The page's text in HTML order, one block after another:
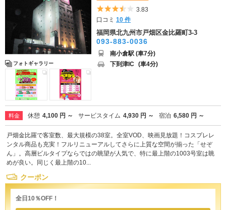
フォトギャラリー
5つ星のうち3.5
3.83
口コミ10 件
福岡県北九州市戸畑区金比羅町3-3
093-883-0036
南小倉駅 (車7分)
下到津IC (車4分)
料金 休憩 4,100 円 ～ サービスタイム 4,930 円 ～ 宿泊 6,580 円 ～
戸畑金比羅で客室数、最大規模の38室。全室VOD、映画見放題！コスプレレ
ンタル商品も充実！フルリニューアルしてさらに上質な空間が揃った「せぞ
ん」。高層ビルタイプならではの眺望が人気で、特に最上階の1003号室は眺
めが良い。同じく最上階の10...
クーポン
全日10％OFF！